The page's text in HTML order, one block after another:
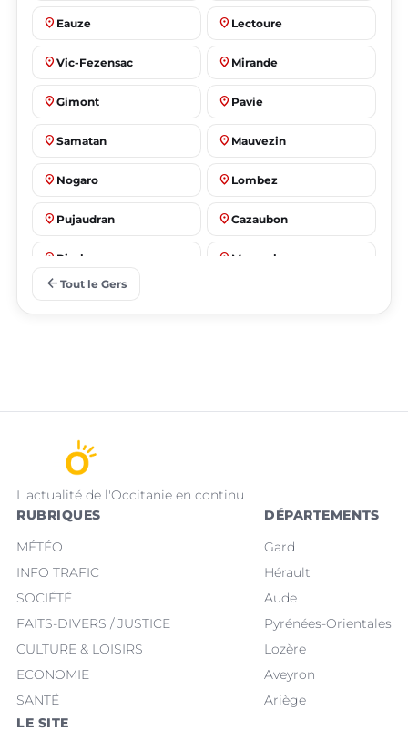
place Eauze place Lectoure
place Vic-Fezensac place Mirande
place Gimont place Pavie
place Samatan place Mauvezin
place Nogaro place Lombez
place Pujaudran place Cazaubon
place Riscle place Masseube
arrow_back Tout le Gers
L'actualité de l'Occitanie en continu
RUBRIQUES
MÉTÉO
INFO TRAFIC
SOCIÉTÉ
FAITS-DIVERS / JUSTICE
CULTURE & LOISIRS
ECONOMIE
SANTÉ
DÉPARTEMENTS
Gard
Hérault
Aude
Pyrénées-Orientales
Lozère
Aveyron
Ariège
LE SITE